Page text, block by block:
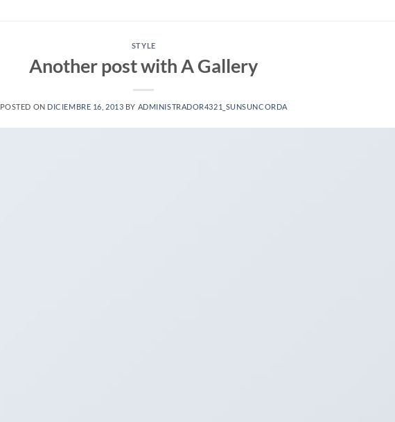
STYLE
Another post with A Gallery
POSTED ON DICIEMBRE 16, 2013 BY ADMINISTRADOR4321_SUNSUNCORDA